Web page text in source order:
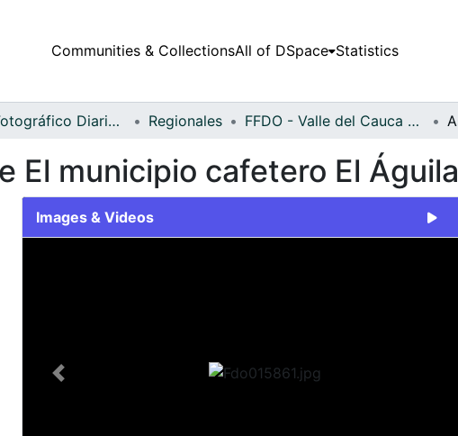
Communities & CollectionsAll of DSpace Statistics
Fondo Fotográfico Diario Occidente Regionales FFDO - Valle del Cauca - Patrimonial
El municipio cafetero El Águila
Images & Videos
Previous